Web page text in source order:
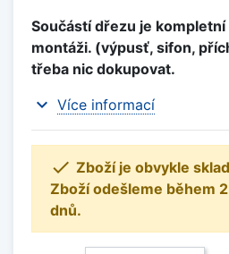
Součástí dřezu je
montáži. (výpusť, sifon,
třeba nic dokupovat.
expand_more Více informací
 Zboží je obvykle
Zboží odešleme během
dnů.